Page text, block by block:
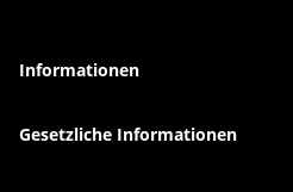
Informationen
Gesetzliche Informationen